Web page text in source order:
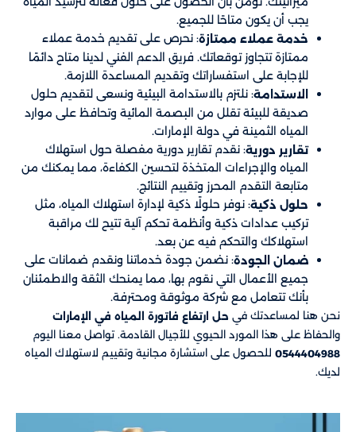
يجب أن يكون متاحًا للجميع.
خدمة عملاء ممتازة: نحرص على تقديم خدمة عملاء
ممتازة تتجاوز توقعاتك. فريق الدعم الفني لدينا متاح دائمًا
للإجابة على استفساراتك وتقديم المساعدة اللازمة.
الاستدامة: نلتزم بالاستدامة البيئية ونسعى لتقديم حلول
صديقة للبيئة تقلل من البصمة المائية وتحافظ على موارد
المياه الثمينة في دولة الإمارات.
تقارير دورية: نقدم تقارير دورية مفصلة حول استهلاك
المياه والإجراءات المتخذة لتحسين الكفاءة، مما يمكنك من
متابعة التقدم المحرز وتقييم النتائج.
حلول ذكية: نوفر حلولًا ذكية لإدارة استهلاك المياه، مثل
تركيب عدادات ذكية وأنظمة تحكم آلية تتيح لك مراقبة
استهلاكك والتحكم فيه عن بعد.
ضمان الجودة: نضمن جودة خدماتنا ونقدم ضمانات على
جميع الأعمال التي نقوم بها، مما يمنحك الثقة والاطمئنان
بأنك تتعامل مع شركة موثوقة ومحترفة.
نحن هنا لمساعدتك في حل ارتفاع فاتورة المياه في الإمارات
والحفاظ على هذا المورد الحيوي للأجيال القادمة. تواصل معنا اليوم
0544404988 للحصول على استشارة مجانية وتقييم لاستهلاك المياه
لديك.